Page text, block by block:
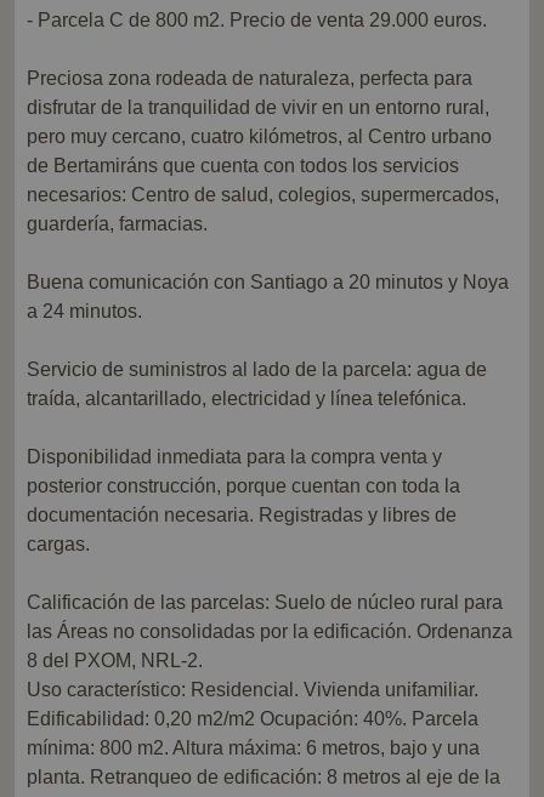
- Parcela C de 800 m2. Precio de venta 29.000 euros.
Preciosa zona rodeada de naturaleza, perfecta para
disfrutar de la tranquilidad de vivir en un entorno rural,
pero muy cercano, cuatro kilómetros, al Centro urbano
de Bertamiráns que cuenta con todos los servicios
necesarios: Centro de salud, colegios, supermercados,
guardería, farmacias.
Buena comunicación con Santiago a 20 minutos y Noya
a 24 minutos.
Servicio de suministros al lado de la parcela: agua de
traída, alcantarillado, electricidad y línea telefónica.
Disponibilidad inmediata para la compra venta y
posterior construcción, porque cuentan con toda la
documentación necesaria. Registradas y libres de
cargas.
Calificación de las parcelas: Suelo de núcleo rural para
las Áreas no consolidadas por la edificación. Ordenanza
8 del PXOM, NRL-2.
Uso característico: Residencial. Vivienda unifamiliar.
Edificabilidad: 0,20 m2/m2 Ocupación: 40%. Parcela
mínima: 800 m2. Altura máxima: 6 metros, bajo y una
planta. Retranqueo de edificación: 8 metros al eje de la